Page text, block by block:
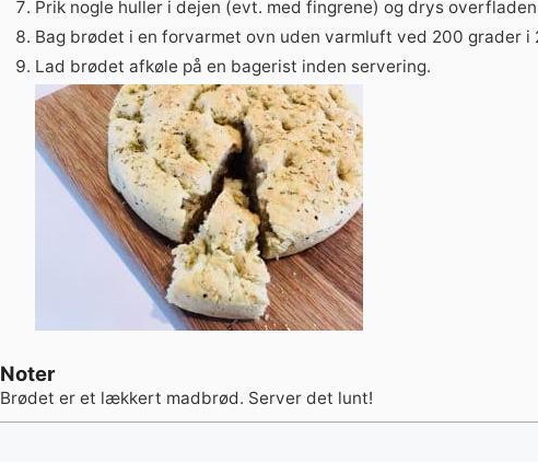
Prik nogle huller i dejen (evt. med fingrene) og drys
Bag brødet i en forvarmet ovn uden varmluft ved 200 grader i
Lad brødet afkøle på en bagerist inden servering.
Noter
Brødet er et lækkert madbrød. Server det lunt!